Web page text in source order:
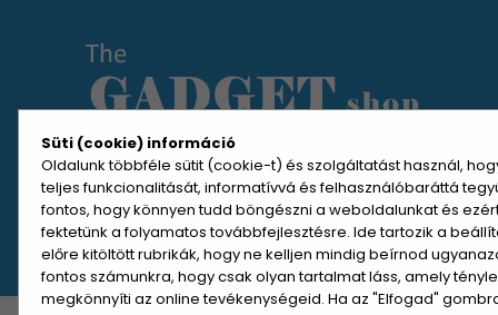
Süti (cookie) információ
Oldalunk többféle sütit (cookie-t) és szolgáltatást használ,
teljes funkcionalitását, informatívvá és felhasználóbaráttá
fontos, hogy könnyen tudd böngészni a weboldalunkat és
fektetünk a folyamatos továbbfejlesztésre. Ide tartozik a
előre kitöltött rubrikák, hogy ne kelljen mindig beírnod
fontos számunkra, hogy csak olyan tartalmat láss, amely
megkönnyíti az online tevékenységeid. Ha az "Elfogad"
MENÜ MEGNYITÁSA
REGISZTRÁCIÓ BELÉPÉS